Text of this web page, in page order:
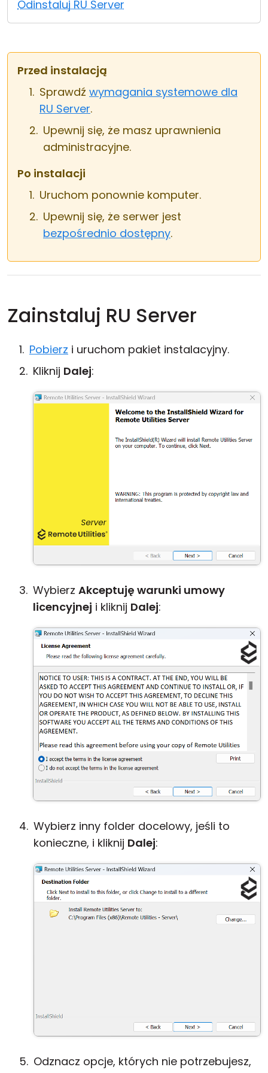
Odinstaluj RU Server
Przed instalacją
Sprawdź wymagania systemowe dla
RU Server.
Upewnij się, że masz uprawnienia
administracyjne.
Po instalacji
Uruchom ponownie komputer.
Upewnij się, że serwer jest
bezpośrednio dostępny.
Zainstaluj RU Server
Pobierz i uruchom pakiet instalacyjny.
Kliknij Dalej:
Wybierz Akceptuję warunki umowy
licencyjnej i kliknij Dalej:
Wybierz inny folder docelowy, jeśli to
konieczne, i kliknij Dalej:
Odznacz opcje, których nie potrzebujesz,
Chmura i lokalnie